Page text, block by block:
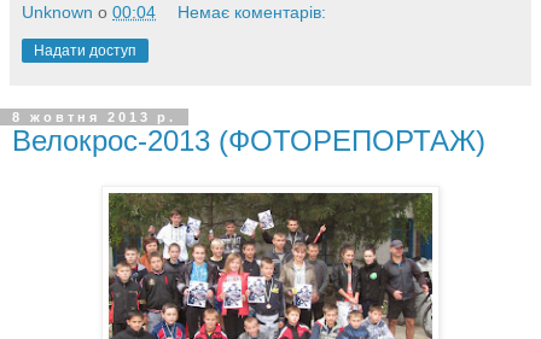
Unknown о 00:04 Немає коментарів:
Надати доступ
8 жовтня 2013 р.
Велокрос-2013 (ФОТОРЕПОРТАЖ)